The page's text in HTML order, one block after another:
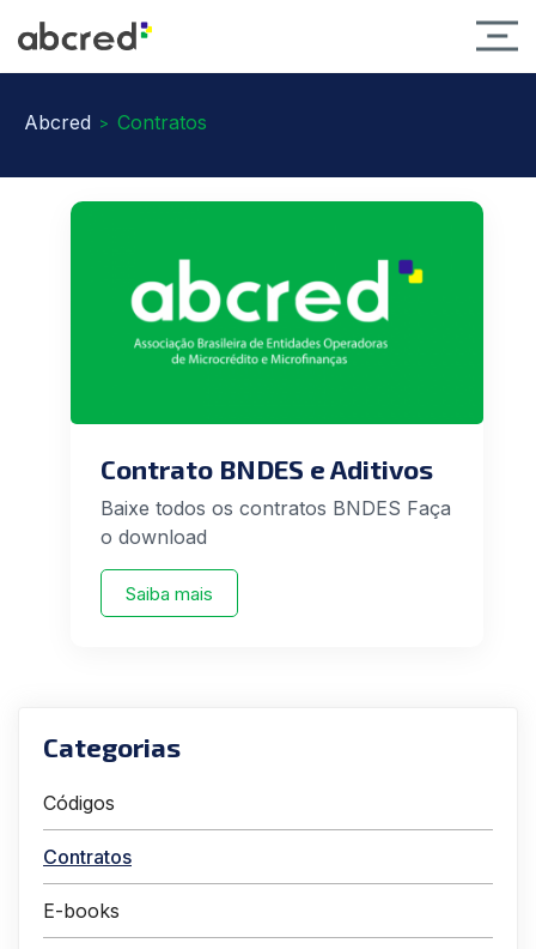
Abcred > Contratos
Contrato BNDES e Aditivos
Baixe todos os contratos BNDES Faça
o download
Saiba mais
Categorias
Códigos
Contratos
E-books